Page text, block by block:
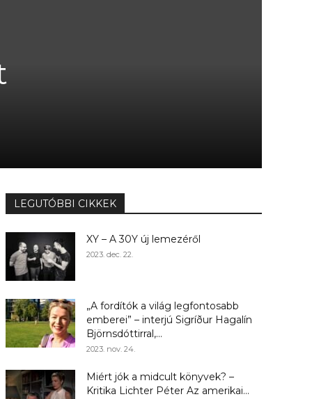
LEGUTÓBBI CIKKEK
XY – A 30Y új lemezéről
2023. dec. 22.
„A fordítók a világ legfontosabb
emberei” – interjú Sigríður Hagalín
Björnsdóttirral,...
2023. nov. 24.
Miért jók a midcult könyvek? –
Kritika Lichter Péter Az amerikai...